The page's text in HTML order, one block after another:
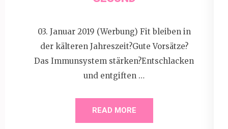
03. Januar 2019 (Werbung) Fit bleiben in
der kälteren Jahreszeit?Gute Vorsätze?
Das Immunsystem stärken?Entschlacken
und entgiften …
READ MORE